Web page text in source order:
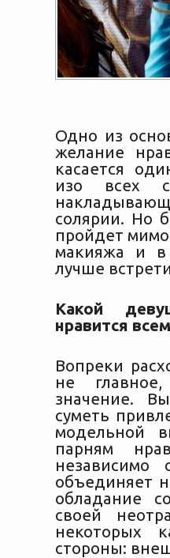
Одно из
желание
касается
изо всех
солярии. Но
пройдет
макияжа и в
лучше
Какой
нравится
Вопреки
не
значение.
суметь
модельной
парням
объединяет
обладание
своей
некоторых
стороны: